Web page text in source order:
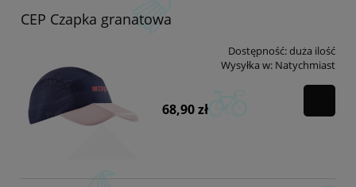
CEP Czapka granatowa
Dostępność:duża ilość
Wysyłka w: Natychmiast
68,90 zł